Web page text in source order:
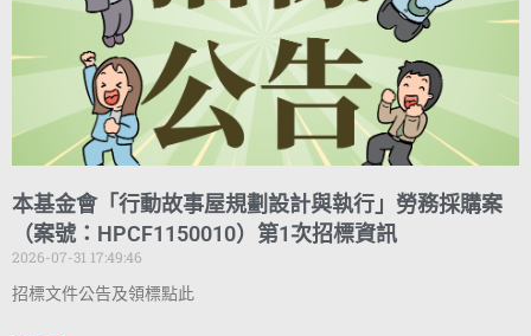
本基金會「行動故事屋規劃設計與執行」勞務採購案
（案號：HPCF1150010）第1次招標資訊
2026-07-31 17:49:46
招標文件公告及領標點此